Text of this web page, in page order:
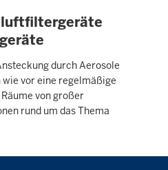
durch Aerosole
vor eine regelmäßige
von großer
rund um das Thema